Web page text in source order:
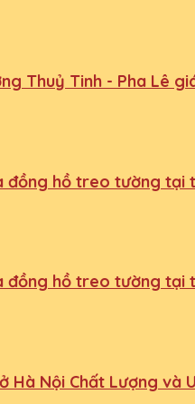
Thuỷ Tinh - Pha Lê
đồng hồ treo tường tại
đồng hồ treo tường tại
Hà Nội Chất Lượng và